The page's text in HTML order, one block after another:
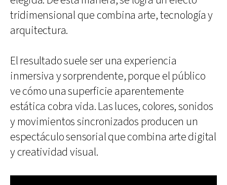
tridimensional que combina arte, tecnología y
arquitectura.
El resultado suele ser una experiencia
inmersiva y sorprendente, porque el público
ve cómo una superficie aparentemente
estática cobra vida. Las luces, colores, sonidos
y movimientos sincronizados producen un
espectáculo sensorial que combina arte digital
y creatividad visual.